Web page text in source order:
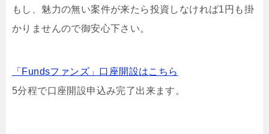
もし、魅力の無い案件が来たら投資しなければ1円も掛
かりませんので御安心下さい。
「Fundsファンズ」口座開設はこちら
5分程で口座開設申込み完了出来ます。